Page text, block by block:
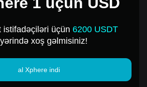
istifadəçiləri üçün 6200 USDT
xoş gəlmisiniz!
al Xphere indi